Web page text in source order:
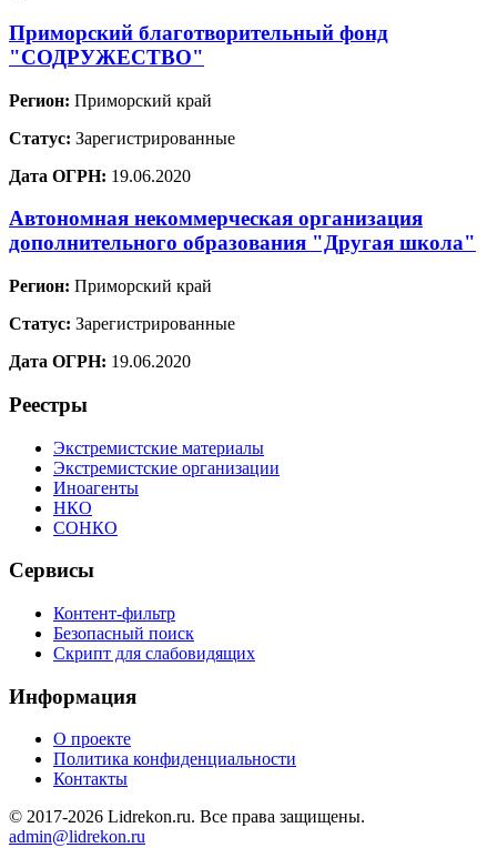
Приморский благотворительный фонд
"СОДРУЖЕСТВО"
Регион: Приморский край
Статус: Зарегистрированные
Дата ОГРН: 19.06.2020
Автономная некоммерческая организация
дополнительного образования "Другая школа"
Регион: Приморский край
Статус: Зарегистрированные
Дата ОГРН: 19.06.2020
Реестры
Экстремистские материалы
Экстремистские организации
Иноагенты
НКО
СОНКО
Сервисы
Контент-фильтр
Безопасный поиск
Скрипт для слабовидящих
Информация
О проекте
Политика конфиденциальности
Контакты
© 2017-2026 Lidrekon.ru. Все права защищены.
admin@lidrekon.ru